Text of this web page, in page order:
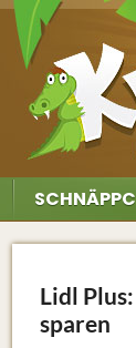
Lidl
sparen